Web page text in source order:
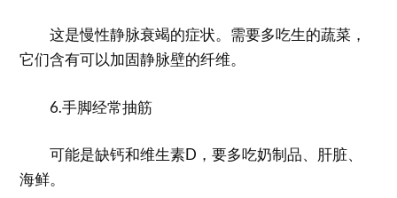
这是慢性静脉衰竭的症状。需要多吃生的蔬菜，
它们含有可以加固静脉壁的纤维。
6.手脚经常抽筋
可能是缺钙和维生素D，要多吃奶制品、肝脏、
海鲜。